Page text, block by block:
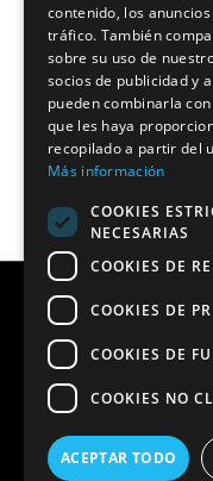
con
mostrar lo
26 Jul 2020
Portal de transparencia
contenido, los
tráfico. También
sobre su uso de
socios de publicidad y
pueden combinarla
que les haya
recopilado a partir del
Más información
COOKIES
NECESARIAS
COOKIES DE
COOKIES DE
COOKIES DE
COOKIES NO
ACEPTAR TODO